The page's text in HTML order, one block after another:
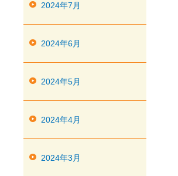
2024年7月
2024年6月
2024年5月
2024年4月
2024年3月